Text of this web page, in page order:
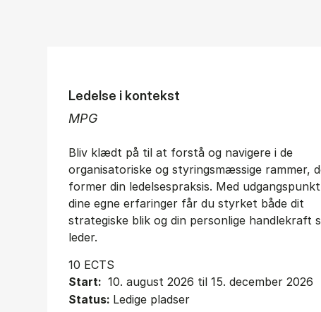
MPG
Ledelse i kontekst
Bliv klædt på til at forstå og navigere i de
organisatoriske og styringsmæssige rammer,
former din ledelsespraksis. Med
dine egne erfaringer får du styrket både dit
strategiske blik og din personlige handlekraft
leder.
10 ECTS
Start: 10. august 2026 til 15. december 2026
Status: Ledige pladser